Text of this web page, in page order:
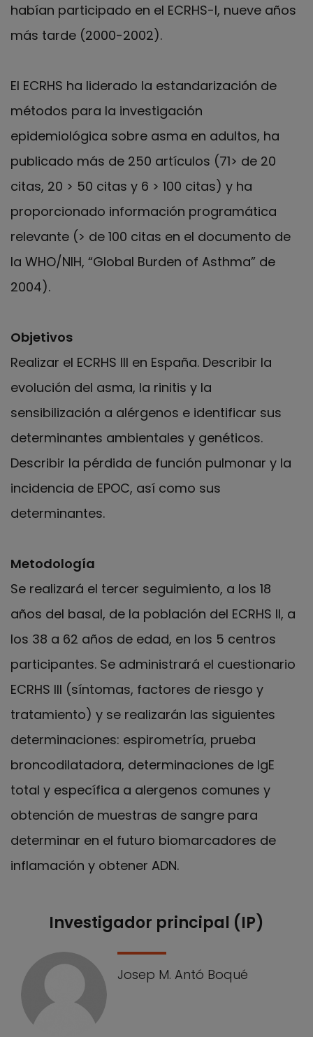
habían participado en el ECRHS-I, nueve años
más tarde (2000-2002).
El ECRHS ha liderado la estandarización de
métodos para la investigación
epidemiológica sobre asma en adultos, ha
publicado más de 250 artículos (71> de 20
citas, 20 > 50 citas y 6 > 100 citas) y ha
proporcionado información programática
relevante (> de 100 citas en el documento de
la WHO/NIH, “Global Burden of Asthma” de
2004).
Objetivos
Realizar el ECRHS III en España. Describir la
evolución del asma, la rinitis y la
sensibilización a alérgenos e identificar sus
determinantes ambientales y genéticos.
Describir la pérdida de función pulmonar y la
incidencia de EPOC, así como sus
determinantes.
Metodología
Se realizará el tercer seguimiento, a los 18
años del basal, de la población del ECRHS II, a
los 38 a 62 años de edad, en los 5 centros
participantes. Se administrará el cuestionario
ECRHS III (síntomas, factores de riesgo y
tratamiento) y se realizarán las siguientes
determinaciones: espirometría, prueba
broncodilatadora, determinaciones de IgE
total y específica a alergenos comunes y
obtención de muestras de sangre para
determinar en el futuro biomarcadores de
inflamación y obtener ADN.
Nuestro equipo
Investigador principal (IP)
Josep M. Antó Boqué